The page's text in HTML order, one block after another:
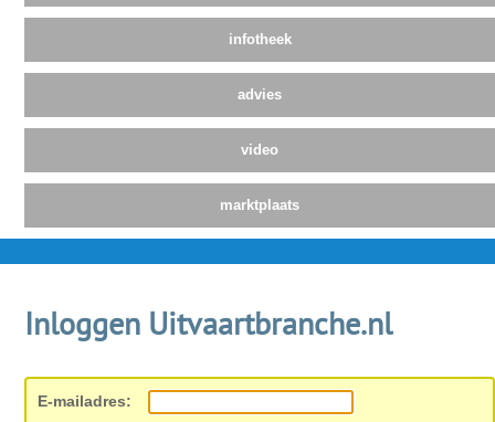
infotheek
advies
video
marktplaats
Inloggen Uitvaartbranche.nl
E-mailadres: